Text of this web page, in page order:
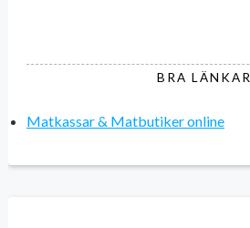
BRA LÄNKAR
Matkassar & Matbutiker online